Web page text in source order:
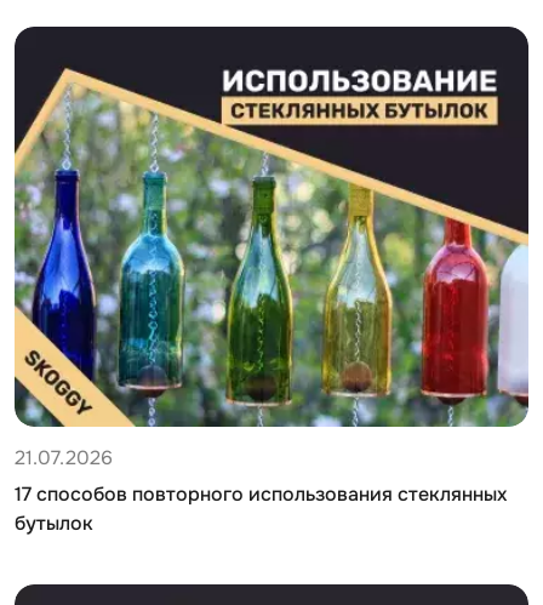
21.07.2026
17 способов повторного использования стеклянных
бутылок